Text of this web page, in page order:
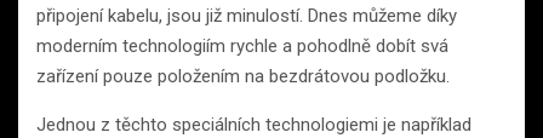
připojení kabelu, jsou již minulostí. Dnes můžeme díky
moderním technologiím rychle a pohodlně dobít svá
zařízení pouze položením na bezdrátovou podložku.
Jednou z těchto speciálních technologiemi je například